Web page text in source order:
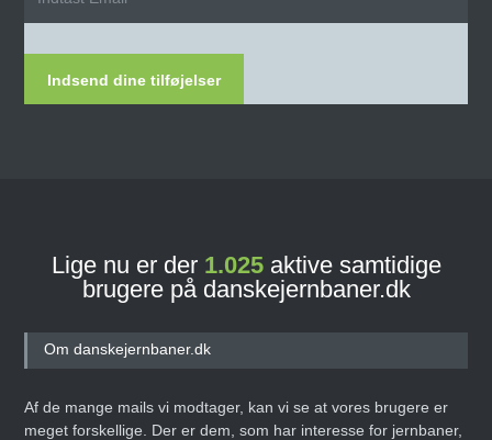
Indsend dine tilføjelser
Lige nu er der 1.025aktive samtidige
brugere på danskejernbaner.dk
Om danskejernbaner.dk
Af de mange mails vi modtager, kan vi se at vores brugere er
meget forskellige. Der er dem, som har interesse for jernbaner,